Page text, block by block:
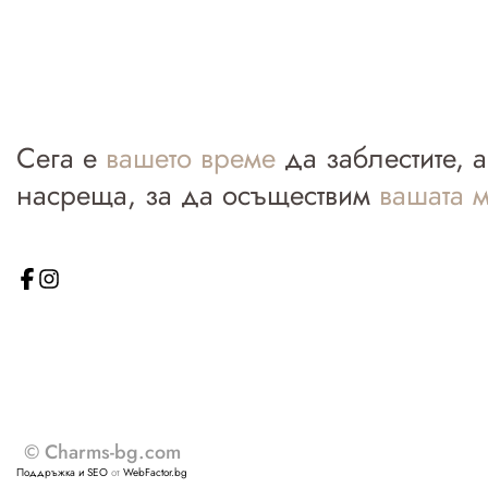
Сега е вашето време да заблестите,
насреща, за да осъществим вашата
© Charms-bg.com
Поддръжка и SEO от WebFactor.bg